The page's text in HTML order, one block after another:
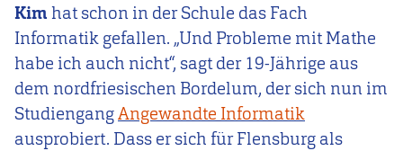
Kim hat schon in der Schule das Fach
Informatik gefallen. „Und Probleme mit Mathe
habe ich auch nicht“, sagt der 19-Jährige aus
dem nordfriesischen Bordelum, der sich nun im
StudiengangAngewandte Informatik
ausprobiert. Dass er sich für Flensburg als